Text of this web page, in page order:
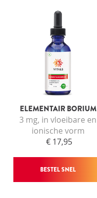
075-6476050
ELEMENTAIR BORIUM
3 mg, in vloeibare en
ionische vorm
€ 17,95
BESTEL SNEL